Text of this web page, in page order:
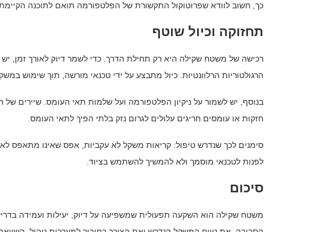
כך, חשוב לוודא שפרוטוקול התקשורת של הפלטפורמה תואם לתוכנה
תחזוקה וכיול שוטף
רכישה של משטח שקילה היא רק תחילת הדרך. כדי לשמר דיוק לאורך זמן,
הרגולטוריות הרלוונטיות. כיול מתבצע על ידי טכנאי מורשה, תוך שימוש
בנוסף, יש לשמור על ניקיון הפלטפורמה ועל שלמות תאי העומס. שיירים של
חזקות או עומסים חריגים עלולים לגרום נזק בלתי הפיך לתאי העומס.
סימנים לכך שנדרש טיפול: קריאות משקל לא עקביות, אפס שאינו מתאפס
לפנות לטכנאי מוסמך ולא להמשיך להשתמש בציוד.
סיכום
משטח שקילה הוא השקעה תפעולית שמשפיעה על דיוק, יעילות ועמידה